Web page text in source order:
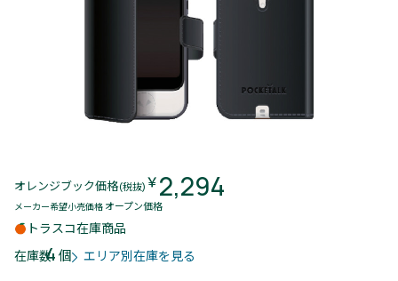
オレンジブック価格(税抜) ￥2,294
メーカー希望小売価格 オープン価格
トラスコ在庫商品
在庫数4個 エリア別在庫を見る